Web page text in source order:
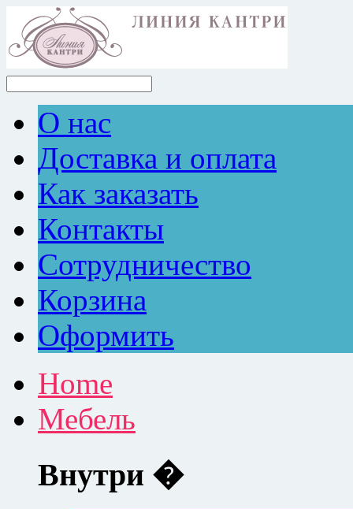
О нас
Доставка и оплата
Как заказать
Контакты
Сотрудничество
Корзина
Оформить
Home
Мебель
Внутри �